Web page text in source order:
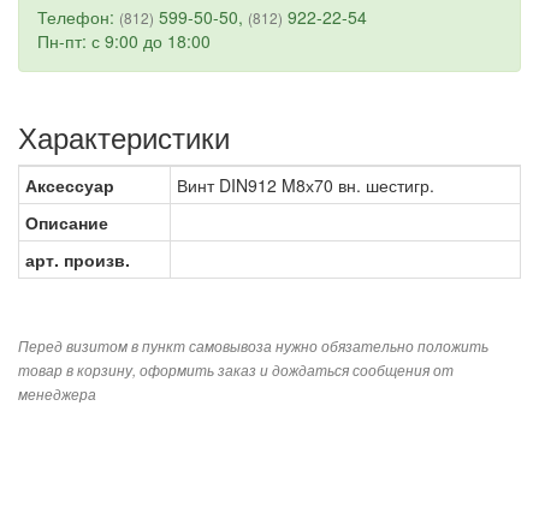
Телефон: (812) 599-50-50, (812) 922-22-54
Пн-пт: с 9:00 до 18:00
Характеристики
Аксессуар
Винт DIN912 M8х70 вн. шестигр.
Описание
арт. произв.
Перед визитом в пункт самовывоза нужно обязательно положить
товар в корзину, оформить заказ и дождаться сообщения от
менеджера